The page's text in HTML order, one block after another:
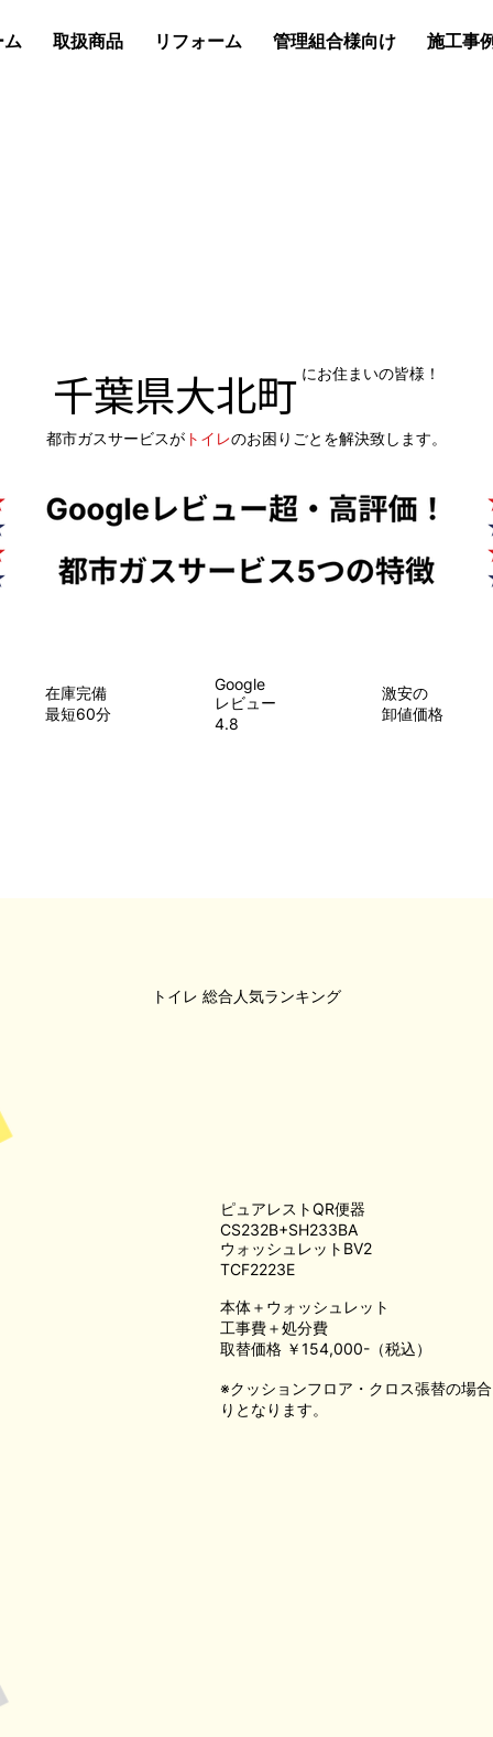
ム 取扱商品 リフォーム 管理組合様向け 施工事例
にお住まいの皆様！
千葉県大北町
都市ガスサービスがトイレのお困りごとを解決致します。
在庫完備
最短60分
Google
レビュー
4.8
​激安の
卸値価格
総合人気ランキング
トイレ
※クッションフロア・クロス張替の場
りとなります。
ピュアレストQR便器
CS232B+SH233BA
ウォッシュレットBV2
TCF2223E
本体＋ウォッシュレット
工事費＋処分費
取替価格 ￥154,000-（税込）